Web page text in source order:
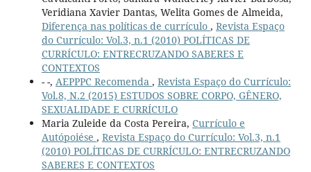
Veridiana Xavier Dantas, Welita Gomes de Almeida,
Diferença nas políticas de currículo , Revista Espaço
do Currículo: Vol.3, n.1 (2010) POLÍTICAS DE
CURRÍCULO: ENTRECRUZANDO SABERES E
CONTEXTOS
- -, AEPPPC Recomenda , Revista Espaço do Currículo:
Vol.8, N.2 (2015) ESTUDOS SOBRE CORPO, GÊNERO,
SEXUALIDADE E CURRÍCULO
Maria Zuleide da Costa Pereira, Currículo e
Autópoiése , Revista Espaço do Currículo: Vol.3, n.1
(2010) POLÍTICAS DE CURRÍCULO: ENTRECRUZANDO
SABERES E CONTEXTOS